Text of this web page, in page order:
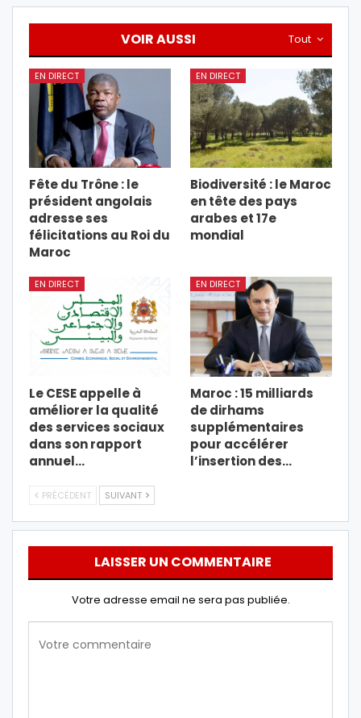
Tout
VOIR AUSSI
EN DIRECT
Fête du Trône : le
président angolais
adresse ses
félicitations au Roi du
Maroc
EN DIRECT
Biodiversité : le Maroc
en tête des pays
arabes et 17e
mondial
EN DIRECT
Le CESE appelle à
améliorer la qualité
des services sociaux
dans son rapport
annuel…
EN DIRECT
Maroc : 15 milliards
de dirhams
supplémentaires
pour accélérer
l’insertion des…
PRÉCÉDENT SUIVANT
LAISSER UN COMMENTAIRE
Votre adresse email ne sera pas publiée.